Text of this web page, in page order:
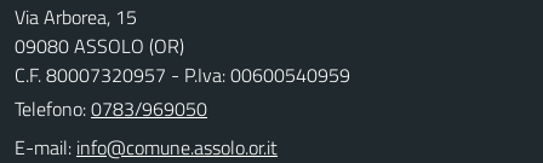
Via Arborea, 15
09080 ASSOLO (OR)
C.F. 80007320957 - P.Iva: 00600540959
Telefono:0783/969050
E-mail: